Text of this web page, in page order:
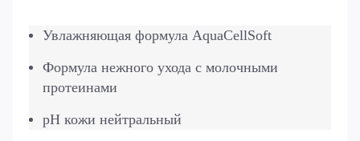
Увлажняющая формула AquaCellSoft
Формула нежного ухода с молочными
протеинами
pH кожи нейтральный